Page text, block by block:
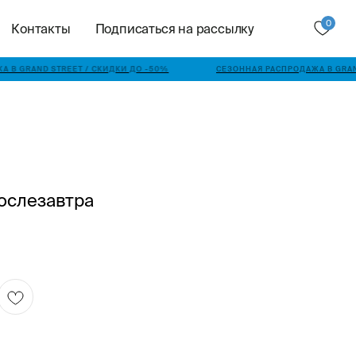
Контакты Подписаться на рассылку 0
GRAND STREET / СКИДКИ ДО -50% СЕЗОННАЯ РАСПРОДАЖА В